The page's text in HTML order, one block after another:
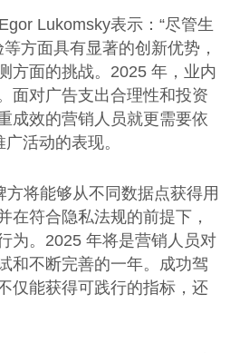
Lukomsky表示：“尽管生
方面具有显著的创新优势，
方面的挑战。2025 年，业内
面对广告支出合理性和投资
成效的营销人员就更需要依
活动的表现。
方将能够从不同数据点获得用
在符合隐私法规的前提下，
为。2025 年将是营销人员对
和不断完善的一年。成功驾
仅能获得可践行的指标，还